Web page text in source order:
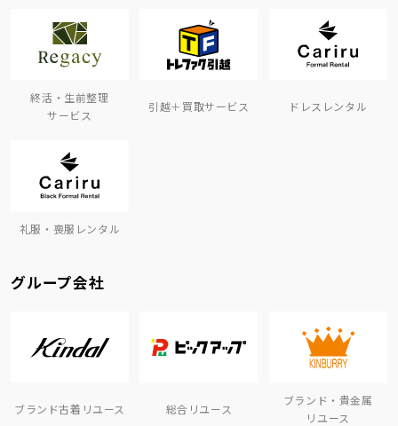
終活・生前整理
サービス
引越＋買取サービス ドレスレンタル
礼服・喪服レンタル
グループ会社
ブランド古着リユース 総合リユース
ブランド・貴金属
リユース